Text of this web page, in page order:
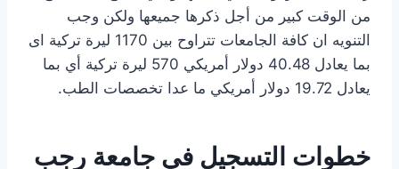
من الوقت كبير من أجل ذكرها جميعها ولكن وجب
التنويه ان كافة الجامعات تتراوح بين 1170 ليرة تركية اى
بما يعادل 40.48 دولار أمريكي 570 ليرة تركية أي بما
يعادل 19.72 دولار أمريكي ما عدا تخصصات الطب.
خطوات التسجيل في جامعة رجب